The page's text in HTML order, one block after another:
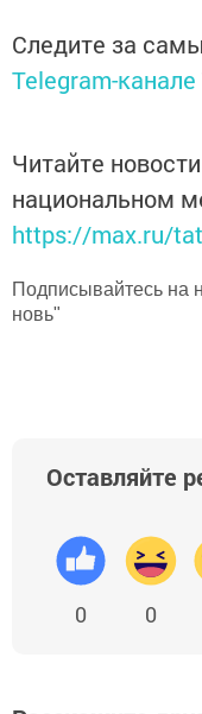
Следите за
Telegram-канале
Читайте
национальном
https://max.ru/
Подписывайтесь на
новь"
Оставляйте
0 0